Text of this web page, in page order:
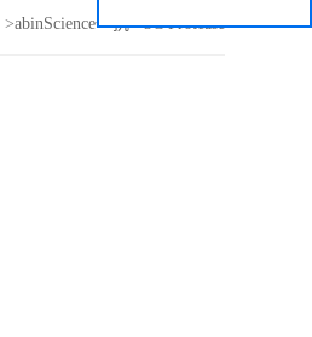
>abinScience一抗>3C Protease